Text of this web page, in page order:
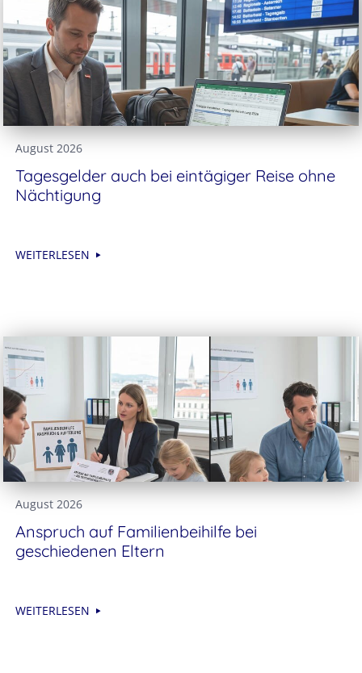
August 2026
Tagesgelder auch bei eintägiger Reise ohne
Nächtigung
WEITERLESEN
August 2026
Anspruch auf Familienbeihilfe bei
geschiedenen Eltern
WEITERLESEN